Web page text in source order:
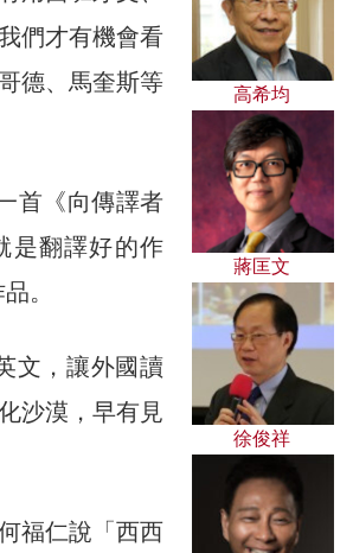
們才有機會看
德、馬奎斯等
首《向傳譯者
是翻譯好的作
。
文，讓外國讀
沙漠，早有見
福仁說「西西
高希均
蔣匡文
徐俊祥